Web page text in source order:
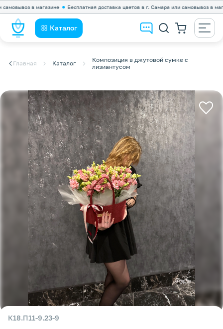
в магазине Бесплатная доставка цветов в г. Самара или самовывоз в магазине
Каталог
Главная Каталог
Композиция в джутовой сумке с
лизиантусом
К18.П11-9.23-9